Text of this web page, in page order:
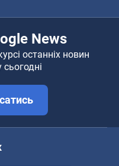
News
останніх новин
сьогодні